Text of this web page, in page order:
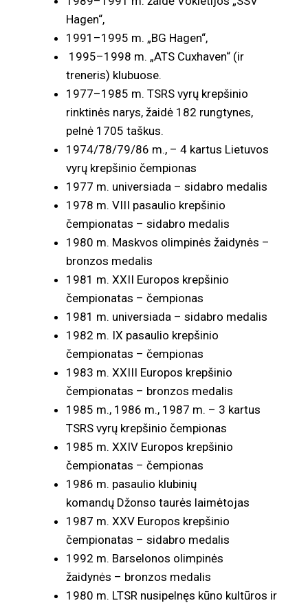
Hagen“,
1991–1995 m. „BG Hagen“,
1995–1998 m. „ATS Cuxhaven“ (ir
treneris) klubuose.
1977–1985 m. TSRS vyrų krepšinio
rinktinės narys, žaidė 182 rungtynes,
pelnė 1705 taškus.
1974/78/79/86 m., – 4 kartus Lietuvos
vyrų krepšinio čempionas
1977 m. universiada – sidabro medalis
1978 m. VIII pasaulio krepšinio
čempionatas – sidabro medalis
1980 m. Maskvos olimpinės žaidynės –
bronzos medalis
1981 m. XXII Europos krepšinio
čempionatas – čempionas
1981 m. universiada – sidabro medalis
1982 m. IX pasaulio krepšinio
čempionatas – čempionas
1983 m. XXIII Europos krepšinio
čempionatas – bronzos medalis
1985 m., 1986 m., 1987 m. – 3 kartus
TSRS vyrų krepšinio čempionas
1985 m. XXIV Europos krepšinio
čempionatas – čempionas
1986 m. pasaulio klubinių
komandų Džonso taurės laimėtojas
1987 m. XXV Europos krepšinio
čempionatas – sidabro medalis
1992 m. Barselonos olimpinės
žaidynės – bronzos medalis
1980 m. LTSR nusipelnęs kūno kultūros ir